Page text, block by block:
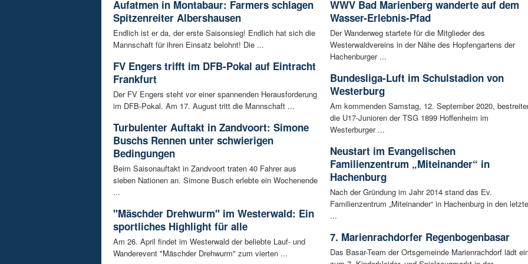
Aufatmen in Montabaur: Farmers schlagen
Spitzenreiter Albershausen
Endlich ist er da, der erste Saisonsieg! Endlich hat sich die
Mannschaft für ihren Einsatz belohnt! Die ...
FV Engers trifft im DFB-Pokal auf Eintracht
Frankfurt
Der FV Engers steht vor einer spannenden Herausforderung
im DFB-Pokal. Am 17. August tritt die Mannschaft ...
Turbulenter Auftakt in Zandvoort: Simone
Buschs Rennen unter schwierigen
Bedingungen
Beim Saisonauftakt in Zandvoort traten 40 Fahrer aus
sieben Nationen an. Simone Busch erlebte ein Wochenende
...
"Mäschder Drehwurm" im Westerwald: Ein
sportliches Highlight für alle
Am 26. April findet im Westerwald der beliebte Lauf- und
Wanderevent "Mäschder Drehwurm" zum vierten ...
WWV Bad Marienberg wanderte auf dem
Wasser-Erlebnis-Pfad
Der Wanderweg startete für die Mitglieder des
Westerwaldvereins in der Nähe des Hopfengartens der
Hachenburger ...
Bundesliga-Luft im Schulstadion von
Westerburg
Am kommenden Samstag, 12. September 2020,
die U17-Junioren der TSG 1899 Hoffenheim im
Westerburger ...
Neustart im Evangelischen
Familienzentrum „Miteinander“ in
Hachenburg
Nach der Gründung im Jahr 2014 stand das Ev.
Familienzentrum „Miteinander“ in Hachenburg in den
...
7. Marienrachdorfer Regenbogenbasar
Das Basar-Team der Ortsgemeinde Marienrachdorf lädt